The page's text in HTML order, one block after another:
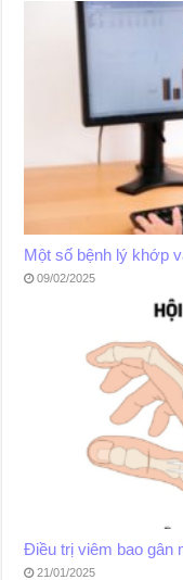
Một số bệnh lý khớp
09/02/2025
Điều trị viêm bao gân
21/01/2025